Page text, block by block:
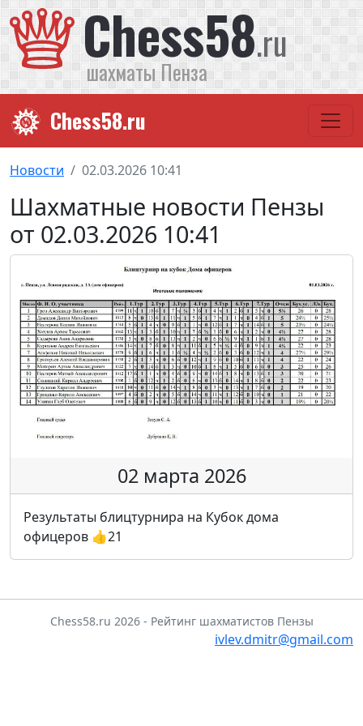
Chess58.ru
шахматы Пенза
Chess58.ru
Новости 02.03.2026 10:41
Шахматные новости Пензы
от 02.03.2026 10:41
02 марта 2026
Результаты блицтурнира на Кубок дома
офицеров 👍21
Chess58.ru 2026 - Рейтинг шахматистов Пензы
ivlev.dmitr@gmail.com